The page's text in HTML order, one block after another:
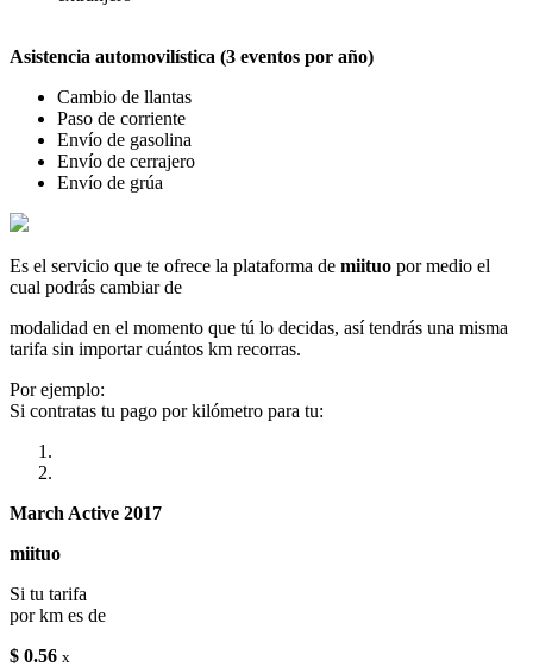
Asistencia automovilística (3 eventos por año)
Cambio de llantas
Paso de corriente
Envío de gasolina
Envío de cerrajero
Envío de grúa
Es el servicio que te ofrece la plataforma de miituo por medio el
cual podrás cambiar de
modalidad en el momento que tú lo decidas, así tendrás una misma
tarifa sin importar cuántos km recorras.
Por ejemplo:
Si contratas tu pago por kilómetro para tu:
March Active 2017
miituo
Si tu tarifa
por km es de
$ 0.56 x